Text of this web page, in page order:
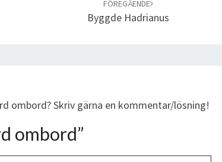
FÖREGÅENDE
Byggde Hadrianus
ombord? Skriv gärna en kommentar/lösning!
ombord”